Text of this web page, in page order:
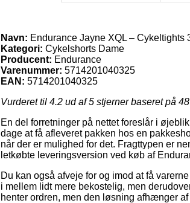
Navn: Endurance Jayne XQL – Cykeltights
Kategori: Cykelshorts Dame
Producent: Endurance
Varenummer: 5714201040325
EAN: 5714201040325
Vurderet til 4.2 ud af 5 stjerner baseret på 48
En del forretninger på nettet foreslår i
dage at få afleveret pakken hos en
når der er mulighed for det. Fragttypen er
letkøbte leveringsversion ved køb af
Du kan også afveje for og imod at få
i mellem lidt mere bekostelig, men
henter ordren, men den løsning afhænger